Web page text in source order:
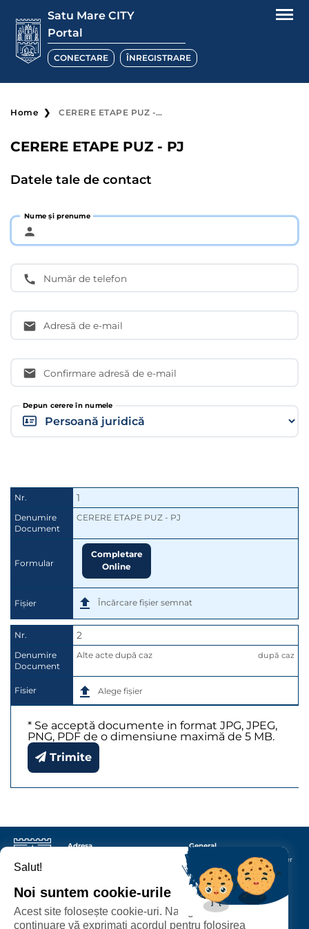
Satu Mare CITY
Portal
CONECTARE ÎNREGISTRARE
Home CERERE ETAPE PUZ - PJ
CERERE ETAPE PUZ - PJ
Datele tale de contact
Nume și prenume
Număr de telefon
Adresă de e-mail
Confirmare adresă de e-mail
Depun cerere în numele
Nr. 1
Denumire
Document
CERERE ETAPE PUZ - PJ
Formular
Completare
Online
Fișier Încărcare fișier semnat
Nr. 2
Denumire
Document
după caz
Alte acte după caz
Fisier Alege fișier
* Se acceptă documente in format JPG, JPEG,
PNG, PDF de o dimensiune maximă de 5 MB.
Trimite
Adresa
General
Protecția datelor cu caracter
personal
Termeni și condiții
Contact
Urmăriți-ne Un proiect dezvoltat de
Salut!
Noi suntem cookie-urile
Acest site folosește cookie-uri. Navigând în
continuare vă exprimați acordul pentru folosirea